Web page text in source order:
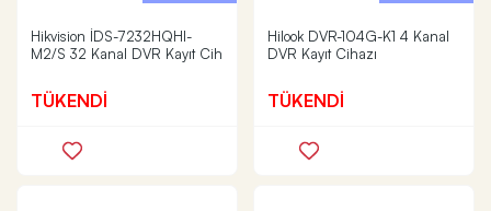
Hikvision İDS-7232HQHI-
M2/S 32 Kanal DVR Kayıt Cih
TÜKENDİ
Hilook DVR-104G-K1 4 Kanal
DVR Kayıt Cihazı
TÜKENDİ